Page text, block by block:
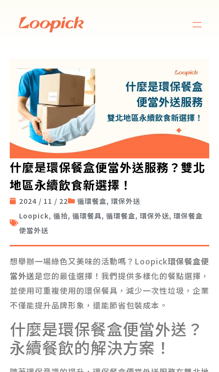
什麼是環保餐盒便當外送服務？雙北
地區永續飲食新選擇！
2024 / 11 / 22 循環餐盒, 環保外送
Loopick, 循拾, 循環餐具, 循環餐盒, 環保外送, 環保餐盒
便當外送
想舉辦一場綠色又美味的活動嗎？Loopick環保餐盒便
當外送是您的最佳選擇！我們提供多樣化的餐點選擇，
並使用可重複使用的環保餐具，減少一次性垃圾，企業
不僅能提升品牌形象，還能節省包裝成本。
什麼是環保餐盒便當外送？
永續餐飲的解決方案！